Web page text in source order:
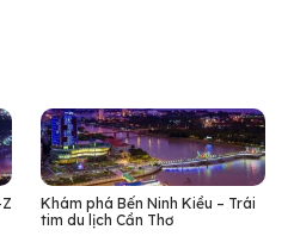
Khám phá Bến Ninh Kiều – Trái
tim du lịch Cần Thơ